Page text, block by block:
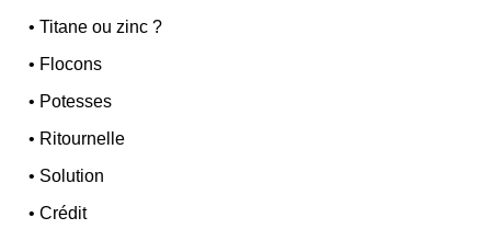
•Titane ou zinc ?
• Flocons
• Potesses
• Ritournelle
• Solution
•Crédit